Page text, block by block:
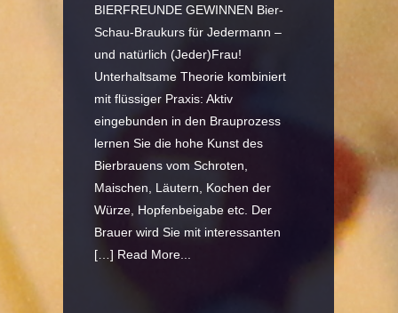
BIERFREUNDE GEWINNEN Bier-
Schau-Braukurs für Jedermann –
und natürlich (Jeder)Frau!
Unterhaltsame Theorie kombiniert
mit flüssiger Praxis: Aktiv
eingebunden in den Brauprozess
lernen Sie die hohe Kunst des
Bierbrauens vom Schroten,
Maischen, Läutern, Kochen der
Würze, Hopfenbeigabe etc. Der
Brauer wird Sie mit interessanten
[…] Read More...